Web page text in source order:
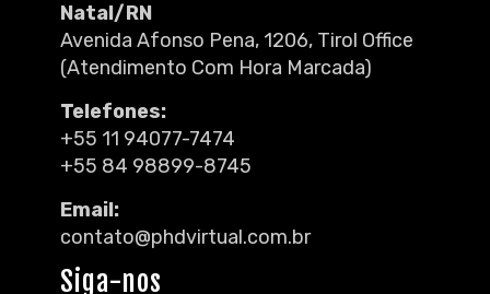
Natal/RN
Avenida Afonso Pena, 1206, Tirol Office
(Atendimento Com Hora Marcada)
Telefones:
+55 11 94077-7474
+55 84 98899-8745
Email:
contato@phdvirtual.com.br
Siga-nos